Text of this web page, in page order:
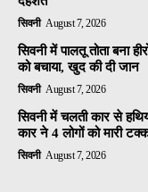
सिवनी August 7, 2026
सिवनी में पालतू तोता बना
को बचाया, खुद की दी जान
सिवनी August 7, 2026
सिवनी में चलती कार से
कार ने 4 लोगों को मारी
सिवनी August 7, 2026